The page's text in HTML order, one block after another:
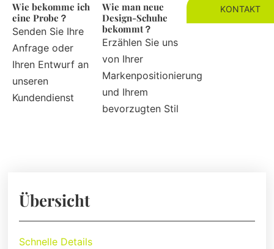
Wie bekomme ich
eine Probe？
Senden Sie Ihre
Anfrage oder
Ihren Entwurf an
unseren
Kundendienst
Wie man neue
Design-Schuhe
bekommt？
Erzählen Sie uns
von Ihrer
Markenpositionierung
und Ihrem
bevorzugten Stil
KONTAKT
Übersicht
Schnelle Details